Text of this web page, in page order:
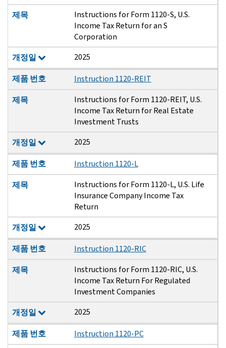
제목
Instructions for Form 1120-S, U.S.
Income Tax Return for an S
Corporation
개정일
2025
제품 번호
Instruction 1120-REIT
제목
Instructions for Form 1120-REIT, U.S.
Income Tax Return for Real Estate
Investment Trusts
개정일
2025
제품 번호
Instruction 1120-L
제목
Instructions for Form 1120-L, U.S. Life
Insurance Company Income Tax
Return
개정일
2025
제품 번호
Instruction 1120-RIC
제목
Instructions for Form 1120-RIC, U.S.
Income Tax Return For Regulated
Investment Companies
개정일
2025
제품 번호
Instruction 1120-PC